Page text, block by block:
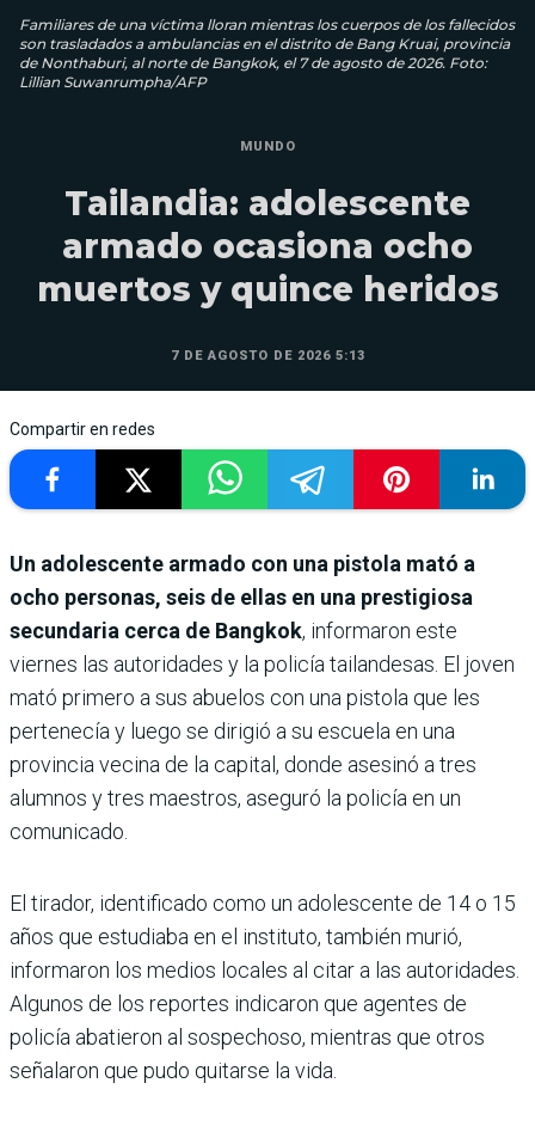
Familiares de una víctima lloran mientras los cuerpos de los fallecidos
son trasladados a ambulancias en el distrito de Bang Kruai, provincia
de Nonthaburi, al norte de Bangkok, el 7 de agosto de 2026. Foto:
Lillian Suwanrumpha/AFP
MUNDO
Tailandia: adolescente
armado ocasiona ocho
muertos y quince heridos
7 DE AGOSTO DE 2026 5:13
Compartir en redes
Un adolescente armado con una pistola mató a
ocho personas, seis de ellas en una prestigiosa
secundaria cerca de Bangkok, informaron este
viernes las autoridades y la policía tailandesas. El joven
mató primero a sus abuelos con una pistola que les
pertenecía y luego se dirigió a su escuela en una
provincia vecina de la capital, donde asesinó a tres
alumnos y tres maestros, aseguró la policía en un
comunicado.
El tirador, identificado como un adolescente de 14 o 15
años que estudiaba en el instituto, también murió,
informaron los medios locales al citar a las autoridades.
Algunos de los reportes indicaron que agentes de
policía abatieron al sospechoso, mientras que otros
señalaron que pudo quitarse la vida.